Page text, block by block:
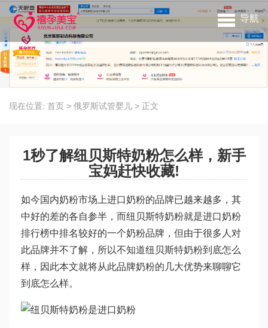
导航
现在位置: 首页 > 俄罗斯试管婴儿 > 正文
1秒了解纽贝斯特奶粉怎么样，新手
宝妈赶快收藏!
如今国内奶粉市场上进口奶粉的品牌已越来越多，其
中好的差的各自参半，而纽贝斯特奶粉就是进口奶粉
排行榜中排名较好的一个奶粉品牌，但由于很多人对
此品牌并不了解，所以不知道纽贝斯特奶粉到底怎么
样，因此本文就将从此品牌奶粉的几大优势来聊聊它
到底怎么样。